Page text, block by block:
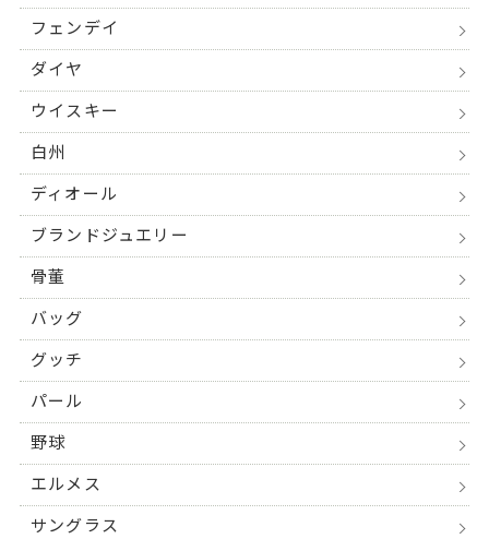
フェンデイ
ダイヤ
ウイスキー
白州
ディオール
ブランドジュエリー
骨董
バッグ
グッチ
パール
野球
エルメス
サングラス